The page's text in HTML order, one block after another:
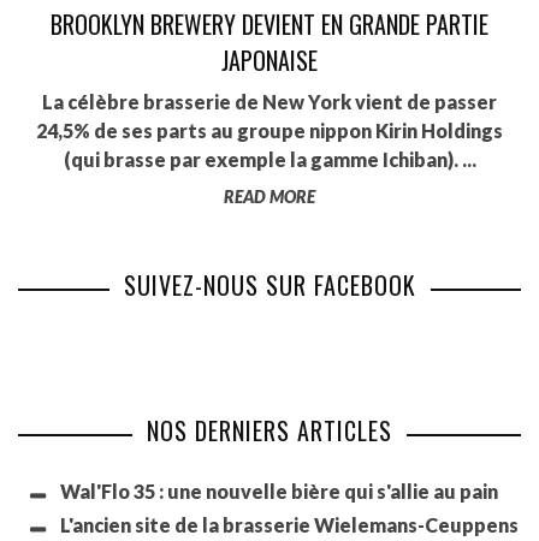
BROOKLYN BREWERY DEVIENT EN GRANDE PARTIE
JAPONAISE
La célèbre brasserie de New York vient de passer
24,5% de ses parts au groupe nippon Kirin Holdings
(qui brasse par exemple la gamme Ichiban). ...
READ MORE
SUIVEZ-NOUS SUR FACEBOOK
NOS DERNIERS ARTICLES
Wal'Flo 35 : une nouvelle bière qui s'allie au pain
L'ancien site de la brasserie Wielemans-Ceuppens